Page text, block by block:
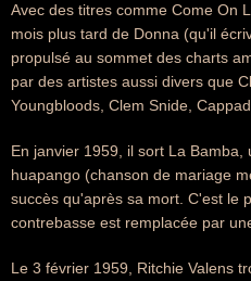
Avec des titres comme Come On
mois plus tard de Donna (qu'il
propulsé au sommet des charts
par des artistes aussi divers que
Youngbloods, Clem Snide,
En janvier 1959, il sort La
huapango (chanson de mariage
succès qu'après sa mort. C'est le
contrebasse est remplacée par
Le 3 février 1959, Ritchie Valens